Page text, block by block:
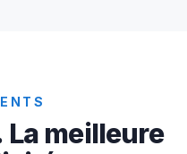
La meilleure